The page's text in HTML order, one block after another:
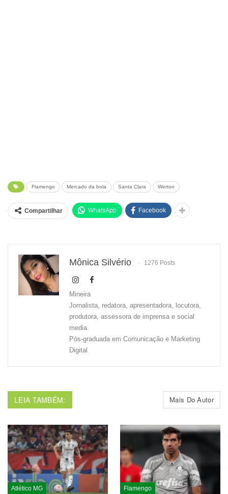
Flamengo Mercado da bola Santa Clara Werton
Compartilhar WhatsApp Facebook
Mônica Silvério 1276 Posts
Mineira
Jornalista, redatora, apresentadora, locutora,
produtora, assessora de imprensa e social
media.
Pós-graduada em Comunicação e Marketing
Digital
LEIA TAMBÉM: Mais Do Autor
Atlético MG Flamengo